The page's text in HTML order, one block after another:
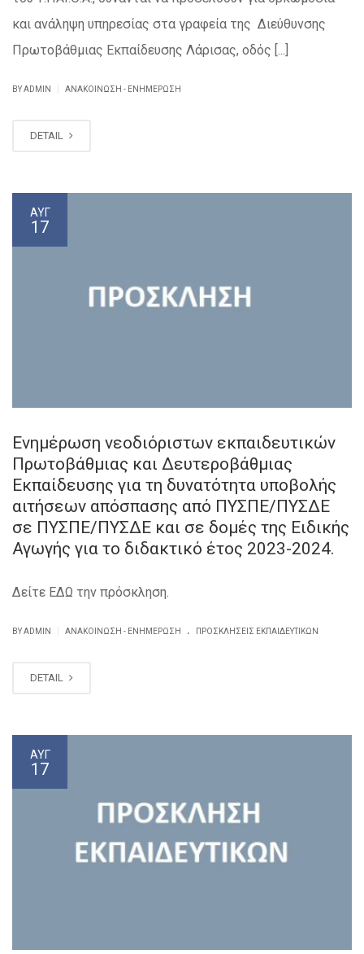
και ανάληψη υπηρεσίας στα γραφεία της Διεύθυνσης
Πρωτοβάθμιας Εκπαίδευσης Λάρισας, οδός [...]
BY ADMIN ΑΝΑΚΟΊΝΩΣΗ - ΕΝΗΜΈΡΩΣΗ
DETAIL
ΑΥΓ
17
Ενημέρωση νεοδιόριστων εκπαιδευτικών
Πρωτοβάθμιας και Δευτεροβάθμιας
Εκπαίδευσης για τη δυνατότητα υποβολής
αιτήσεων απόσπασης από ΠΥΣΠΕ/ΠΥΣΔΕ
σε ΠΥΣΠΕ/ΠΥΣΔΕ και σε δομές της Ειδικής
Αγωγής για το διδακτικό έτος 2023-2024.
Δείτε ΕΔΩ την πρόσκληση.
BY ADMIN ΑΝΑΚΟΊΝΩΣΗ - ΕΝΗΜΈΡΩΣΗ . ΠΡΟΣΚΛΗΣΕΙΣ ΕΚΠΑΙΔΕΥΤΙΚΏΝ
DETAIL
ΑΥΓ
17